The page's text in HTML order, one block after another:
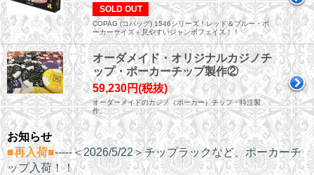
SOLD OUT
COPAG (コパッグ) 1546シリーズ！レッド＆ブルー・ポ
ーカーサイズ＋見やすいジャンボフェイス！！
オーダメイド・オリジナルカジノチ
ップ・ポーカーチップ製作②
59,230円(税抜)
オーダーメイドのカジノ（ポーカー）チップ・特注製
作。
お知らせ
■再入荷■-----＜2026/5/22＞チップラックなど、ポーカーチ
ップ入荷！！